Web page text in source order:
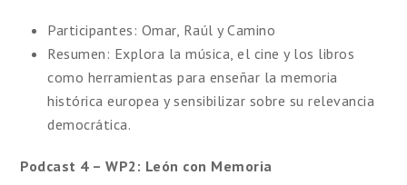
Participantes: Omar, Raúl y Camino
Resumen: Explora la música, el cine y los libros
como herramientas para enseñar la memoria
histórica europea y sensibilizar sobre su relevancia
democrática.
Podcast 4 – WP2 : León con Memoria